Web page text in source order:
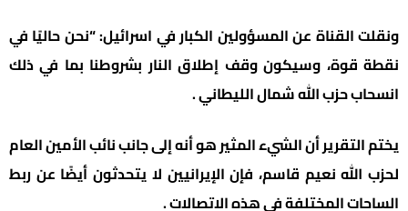
ونقلت القناة عن المسؤولين الكبار في اسرائيل: “نحن حاليًا في
نقطة قوة، وسيكون وقف إطلاق النار بشروطنا بما في ذلك
انسحاب حزب الله شمال الليطاني .
يختم التقرير أن الشيء المثير هو أنه إلى جانب نائب الأمين العام
لحزب الله نعيم قاسم، فإن الإيرانيين لا يتحدثون أيضًا عن ربط
الساحات المختلفة في هذه الاتصالات .